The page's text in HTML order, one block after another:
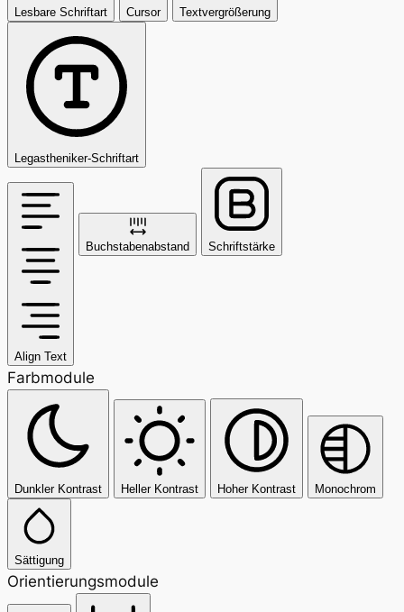
Lesbare Schriftart Cursor Textvergrößerung
Legastheniker-Schriftart
Align Text
Buchstabenabstand Schriftstärke
Farbmodule
Dunkler Kontrast Heller Kontrast Hoher Kontrast Monochrom
Sättigung
Orientierungsmodule